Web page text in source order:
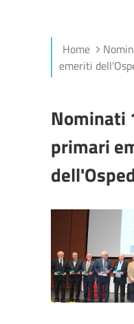
Home
emeriti
Nominati
primari